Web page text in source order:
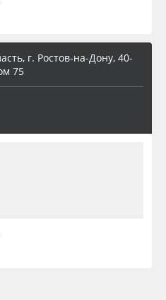
г. Ростов-на-Дону, 40-
75